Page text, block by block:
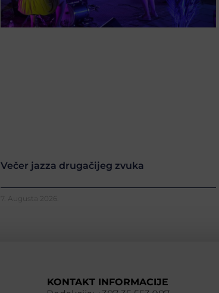
Večer jazza drugačijeg zvuka
7. Augusta 2026.
KONTAKT INFORMACIJE